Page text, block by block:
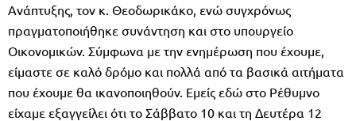
Ανάπτυξης, τον κ. Θεοδωρικάκο, ενώ συγχρόνως
πραγματοποιήθηκε συνάντηση και στο υπουργείο
Οικονομικών. Σύμφωνα με την ενημέρωση που έχουμε,
είμαστε σε καλό δρόμο και πολλά από τα βασικά αιτήματα
που έχουμε θα ικανοποιηθούν. Εμείς εδώ στο Ρέθυμνο
είχαμε εξαγγείλει ότι το Σάββατο 10 και τη Δευτέρα 12